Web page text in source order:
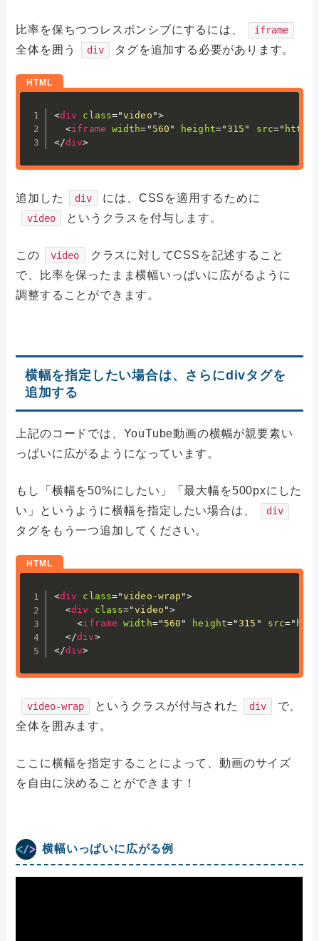
比率を保ちつつレスポンシブにするには、 iframe
全体を囲う div タグを追加する必要があります。
<div class="video ">
<iframe width= " 560 " height=" 315 " src="
</div>
追加した div には、CSSを適用するために
video というクラスを付与します。
この video
クラスに対してCSSを記述すること
で、比率を保ったまま横幅いっぱいに広がるように
調整することができます。
横幅を指定したい場合は、さらにdivタグを
追加する
上記のコードでは、YouTube動画の横幅が親要素い
っぱいに広がるようになっています。
もし「横幅を50%にしたい」「最大幅を500pxにした
い」というように横幅を指定したい場合は、
div
タグをもう一つ追加してください。
<div class="video-wrap ">
<div class="video ">
<iframe width=" 560 " height=" 315 " src="
</div>
</div>
video-wrap というクラスが付与された div
で、
全体を囲みます。
ここに横幅を指定することによって、動画のサイズ
を自由に決めることができます！
横幅いっぱいに広がる例